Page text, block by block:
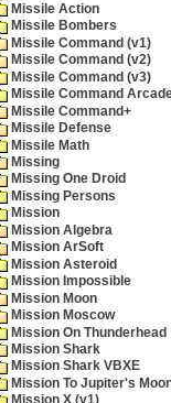
Missile Action
Missile Bombers
Missile Command (v1)
Missile Command (v2)
Missile Command (v3)
Missile Command
Missile Command+
Missile Defense
Missile Math
Missing
Missing One Droid
Missing Persons
Mission
Mission Algebra
Mission ArSoft
Mission Asteroid
Mission Impossible
Mission Moon
Mission Moscow
Mission On Thunderhead
Mission Shark
Mission Shark VBXE
Mission To Jupiter's
Mission X (v1)